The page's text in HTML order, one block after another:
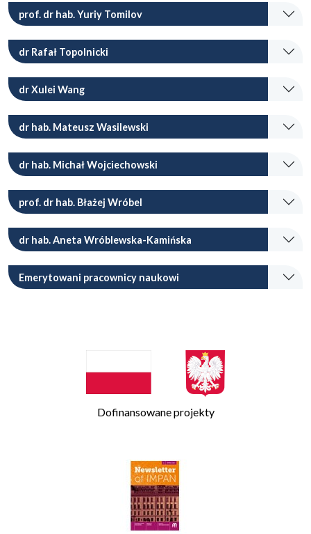
prof. dr hab. Yuriy Tomilov
dr Rafał Topolnicki
dr Xulei Wang
dr hab. Mateusz Wasilewski
dr hab. Michał Wojciechowski
prof. dr hab. Błażej Wróbel
dr hab. Aneta Wróblewska-Kamińska
Emerytowani pracownicy naukowi
Dofinansowane projekty